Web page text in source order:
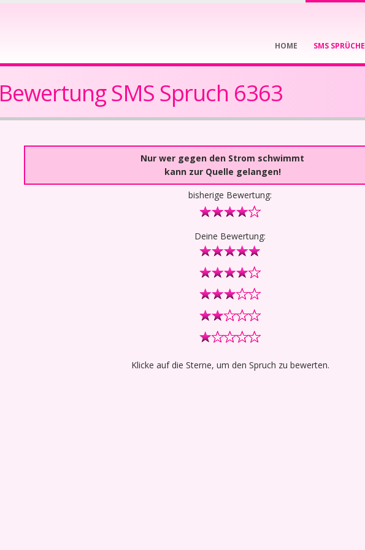
HOME SMS SPRÜCHE
Bewertung SMS Spruch 6363
Nur wer gegen den Strom schwimmt
kann zur Quelle gelangen!
bisherige Bewertung:
Deine Bewertung:
Klicke auf die Sterne, um den Spruch zu bewerten.